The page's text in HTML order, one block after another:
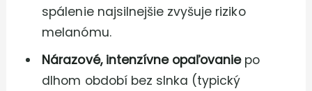
spálenie najsilnejšie zvyšuje riziko
melanómu.
Nárazové, intenzívne opaľovaniepo
dlhom období bez slnka (typický